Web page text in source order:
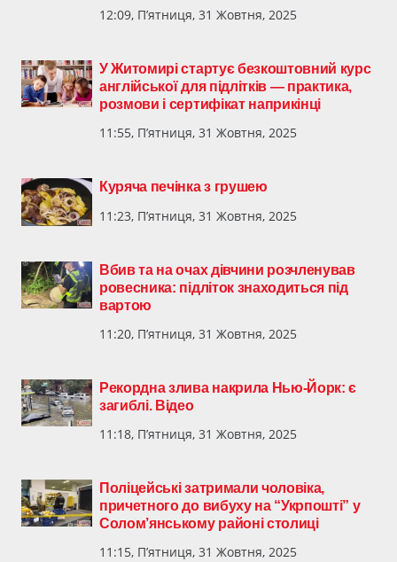
12:09, П’ятниця, 31 Жовтня, 2025
У Житомирі стартує безкоштовний курс
англійської для підлітків — практика,
розмови і сертифікат наприкінці
11:55, П’ятниця, 31 Жовтня, 2025
Куряча печінка з грушею
11:23, П’ятниця, 31 Жовтня, 2025
Вбив та на очах дівчини розчленував
ровесника: підліток знаходиться під
вартою
11:20, П’ятниця, 31 Жовтня, 2025
Рекордна злива накрила Нью-Йорк: є
загиблі. Відео
11:18, П’ятниця, 31 Жовтня, 2025
Поліцейські затримали чоловіка,
причетного до вибуху на “Укрпошті” у
Солом’янському районі столиці
11:15, П’ятниця, 31 Жовтня, 2025